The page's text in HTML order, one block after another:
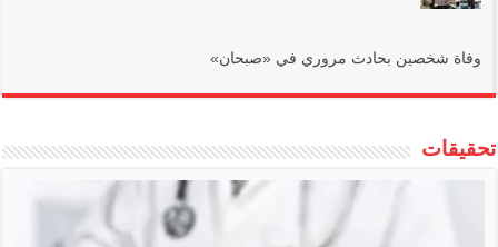
وفاة شخصين بحادث مروري في ‏«صبحان‏»
تحقيقات